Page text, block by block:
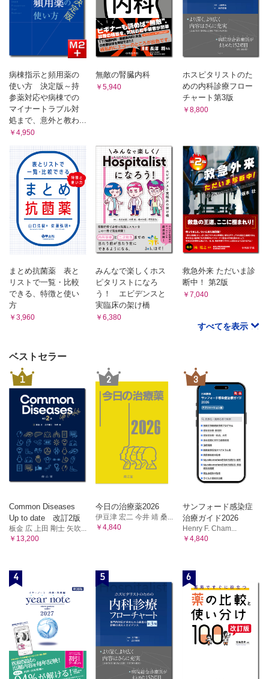
2 主訴がよくわからない…どうしよう… ～曖昧な主訴の対応
～
現場は"曖昧さ"で溢れている／問題点が曖昧なときの対応①：
ゴールから逆算する／問題点が曖昧なときの対応②：受診理
由を尋ねる
率で考える～
思ってた検査結果と違う！ どう解釈する？／「確率」という
羅針盤／検査の特性：感度・特異度・尤度比を把握する／検
査前確率を意識せよ！／検査をオーダーする時点で，その後
の行動は決まっている！
第3章 意思決定【髙場 章宏】
0 総論
なぜ意思決定力が重要？／なぜ意思決定が難しい？／意思決定
力を鍛えるために
1 効率的な調べ方って？ ～臨床疑問の調べ方～
記憶力より"調べるスキル"！／「何がわからないのか」を把握
しよう／EBMの5ステップアプローチ
2 次にすることって何だろう…？ ～ゴール（＝あるべき状
態）から考える～
診断がついたら，次にすることは？／ゴールから逆算して，次
3 どうやって説明して，治療方針を決めればよいか… ～病状
説明～
治療方針に迷ったら…目標（ゴール）から考える／リスクと不
確実性（選択肢の数）から，説明のプロセスを考える／病状
説明の6つのステップ／治療方針を決められないとき…
索引
1. 教わり上手になる！ キーワードは「なべおたま」⁈【三谷
2. 直観的思考（システム１）と分析的思考（システム２）〜あ
なたは今，どちらの思考を使っていますか？ 〜【髙場 章
宏】
3. UpToDate の使い方をマスターしよう！【髙場 章宏】
病棟指示と頻用薬の
使い方 決定版～持
参薬対応や病棟での
マイナートラブル対
処まで、意外と教わ...
￥4,950
無敵の腎臓内科
￥5,940
ホスピタリストのた
めの内科診療フロー
チャート第3版
￥8,800
まとめ抗菌薬 表と
リストで一覧・比較
できる、特徴と使い
方
￥3,960
みんなで楽しくホス
ピタリストになろ
う！ エビデンスと
実臨床の架け橋
￥6,380
救急外来 ただいま診
断中！ 第2版
￥7,040
すべてを表示
ベストセラー
1
Common Diseases
Up to date 改訂2版
板金 広 上田 剛士 矢吹...
￥13,200
2
今日の治療薬2026
伊豆津 宏二 今井 靖 桑...
￥4,840
3
サンフォード感染症
治療ガイド2026
Henry F. Cham...
￥4,840
4 5 6